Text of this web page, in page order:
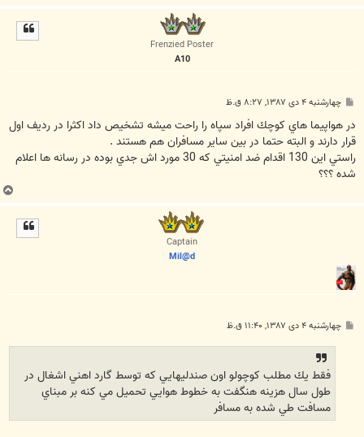
Frenzied Poster
A10
س
ت
چهارشنبه ۴ دی ۱۳۸۷, ۸:۲۷ ق.ظ
در هواپيما هاي كوچك افراد سپاه را راحت ميشه تشخيص داد اكثرا در رديف اول
قرار دارند و البته حتما در بين ساير مسافران هم هستند .
راستي اين 130 اقدام ضد امنيتي كه 30 مورد اش جدي بوده در رسانه ها اعلام
شده ؟؟؟
Captain
Mil@d
س
چهارشنبه ۴ دی ۱۳۸۷, ۱۱:۴۰ ق.ظ
فقط يك مطلب كوچولو اون صندليهايي كه توسط گارد اهني اشغال در
طول سال هزينه هنگفت به خطوط هوايي تحميل مي كنه بر مبناي
مسافت طي شده به مسافر